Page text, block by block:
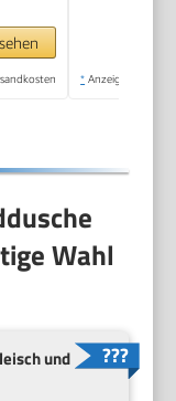
* Anzeige
Wahl
und